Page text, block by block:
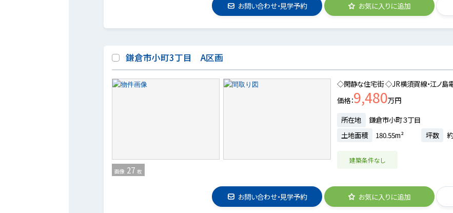
お問い合わせ・見学予約 お気に入りに追加
鎌倉市小町3丁目 A区画
画像 27 枚
◇閑静な住宅街 ◇JR横須賀線・江ノ島
価格 9,480万円
所在地
鎌倉市小町３丁目
土地面積
180.55m² 坪数
建築条件なし
お問い合わせ・見学予約 お気に入りに追加